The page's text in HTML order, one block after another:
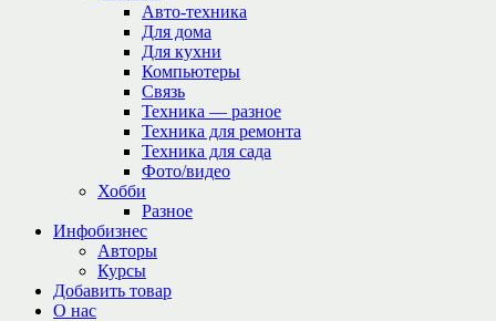
Авто-техника
Для дома
Для кухни
Компьютеры
Связь
Техника — разное
Техника для ремонта
Техника для сада
Фото/видео
Хобби
Разное
Инфобизнес
Авторы
Курсы
Добавить товар
О нас